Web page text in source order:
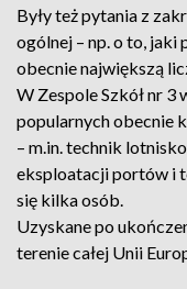
Były też pytania z
ogólnej – np. o to, jaki
obecnie największą
W Zespole Szkół nr 3
popularnych obecnie
– m.in. technik
eksploatacji portów i
się kilka osób.
Uzyskane po
terenie całej Unii